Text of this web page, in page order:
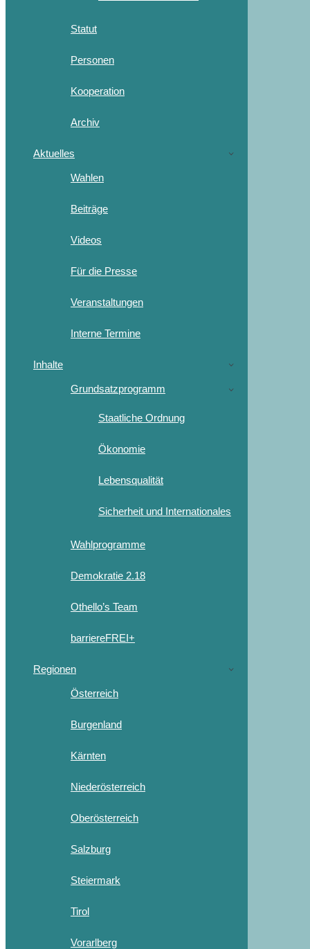
Statut
Personen
Kooperation
Archiv
Aktuelles
Wahlen
Beiträge
Videos
Für die Presse
Veranstaltungen
Interne Termine
Inhalte
Grundsatzprogramm
Staatliche Ordnung
Ökonomie
Lebensqualität
Sicherheit und Internationales
Wahlprogramme
Demokratie 2.18
Othello’s Team
barriereFREI+
Regionen
Österreich
Burgenland
Kärnten
Niederösterreich
Oberösterreich
Salzburg
Steiermark
Tirol
Vorarlberg